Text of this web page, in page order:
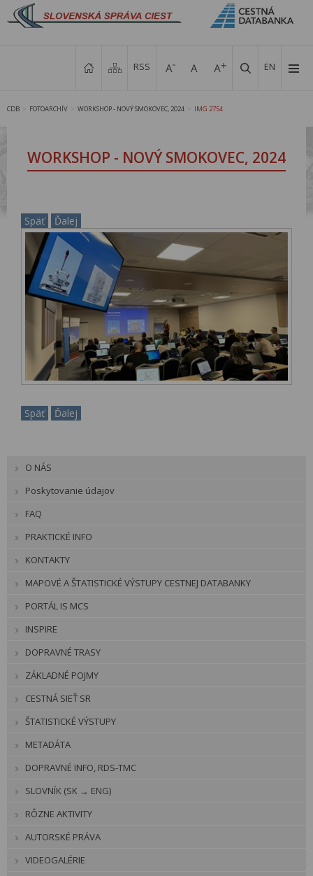
EN
RSS
CDB FOTOARCHÍV WORKSHOP - NOVÝ SMOKOVEC, 2024 IMG 2754
WORKSHOP - NOVÝ SMOKOVEC, 2024
Späť Ďalej
Späť Ďalej
O NÁS
Poskytovanie údajov
FAQ
PRAKTICKÉ INFO
KONTAKTY
MAPOVÉ A ŠTATISTICKÉ VÝSTUPY CESTNEJ DATABANKY
PORTÁL IS MCS
INSPIRE
DOPRAVNÉ TRASY
ZÁKLADNÉ POJMY
CESTNÁ SIEŤ SR
ŠTATISTICKÉ VÝSTUPY
METADÁTA
DOPRAVNÉ INFO, RDS-TMC
SLOVNÍK (SK → ENG)
RÔZNE AKTIVITY
AUTORSKÉ PRÁVA
VIDEOGALÉRIE